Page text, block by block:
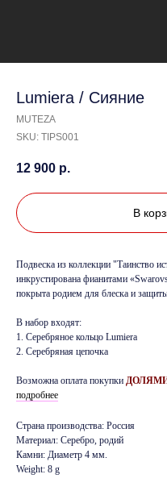
Lumiera / Сияние
MUTEZA
SKU: TIPS001
12 900 р.
В
Подвеска из коллекции "Таинство
инкрустирована фианитами
покрыта родием для блеска и
В набор входят:
1. Серебряное кольцо Lumiera
2. Серебряная цепочка
Возможна оплата покупки ДОЛЯМИ
подробнее
Страна производства: Россия
Материал: Серебро, родий
Камни: Диаметр 4 мм.
Weight: 8 g